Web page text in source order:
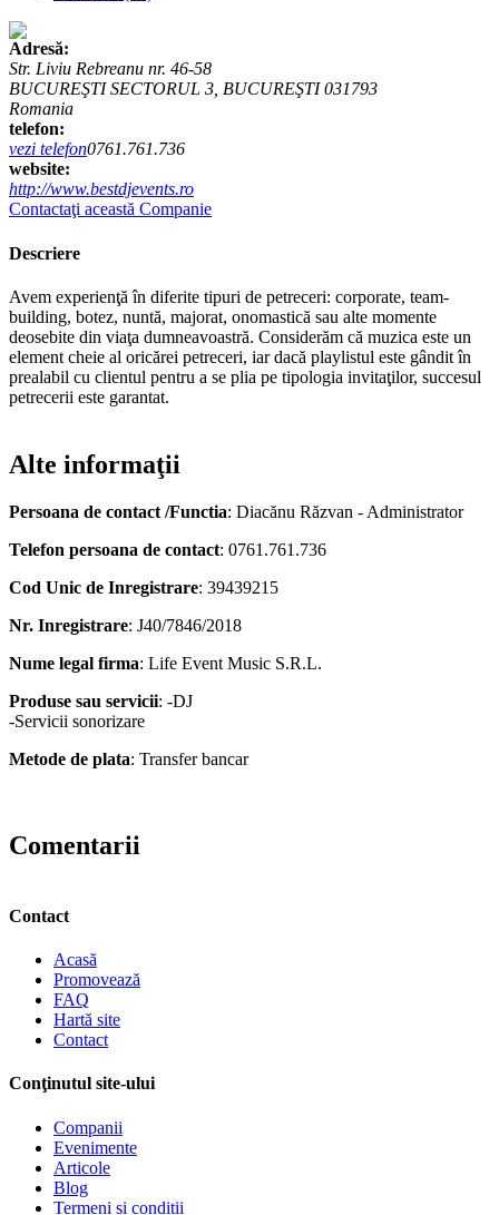
Adresă:
Str. Liviu Rebreanu nr. 46-58
BUCUREŞTI SECTORUL 3, BUCUREŞTI 031793
Romania
telefon:
vezi telefon0761.761.736
website:
http://www.bestdjevents.ro
Contactaţi această Companie
Descriere
Avem experienţă în diferite tipuri de petreceri: corporate, team-
building, botez, nuntă, majorat, onomastică sau alte momente
deosebite din viaţa dumneavoastră. Considerăm că muzica este un
element cheie al oricărei petreceri, iar dacă playlistul este gândit în
prealabil cu clientul pentru a se plia pe tipologia invitaţilor, succesul
petrecerii este garantat.
Alte informaţii
Persoana de contact /Functia: Diacănu Răzvan - Administrator
Telefon persoana de contact: 0761.761.736
Cod Unic de Inregistrare: 39439215
Nr. Inregistrare: J40/7846/2018
Nume legal firma: Life Event Music S.R.L.
Produse sau servicii: -DJ
-Servicii sonorizare
Metode de plata: Transfer bancar
Comentarii
Contact
Acasă
Promovează
FAQ
Hartă site
Contact
Conţinutul site-ului
Companii
Evenimente
Articole
Blog
Termeni si conditii